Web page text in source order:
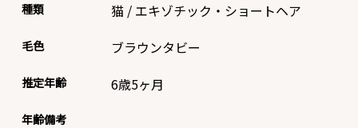
種類 猫 / エキゾチック・ショートヘア
毛色 ブラウンタビー
推定年齢 6歳5ヶ月
年齢備考